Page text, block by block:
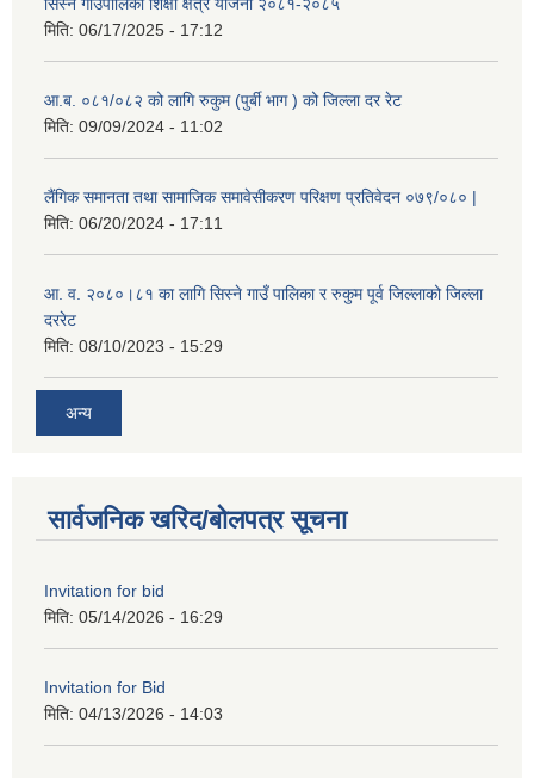
मिति: 06/17/2025 - 17:12
आ.ब. ०८१/०८२ को लागि रुकुम (पुर्बी भाग ) को जिल्ला दर रेट
मिति: 09/09/2024 - 11:02
लैंगिक समानता तथा सामाजिक समावेसीकरण परिक्षण प्रतिवेदन ०७९/०८० |
मिति: 06/20/2024 - 17:11
आ. व. २०८०।८१ का लागि सिस्ने गाउँ पालिका र रुकुम पूर्व जिल्लाको जिल्ला
दररेट
मिति: 08/10/2023 - 15:29
अन्य
सार्वजनिक खरिद/बोलपत्र सूचना
Invitation for bid
मिति: 05/14/2026 - 16:29
Invitation for Bid
मिति: 04/13/2026 - 14:03